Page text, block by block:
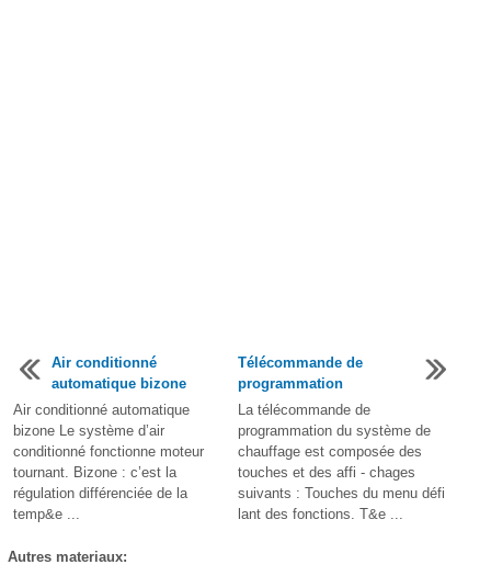
Air conditionné
automatique bizone
Air conditionné automatique
bizone Le système d’air
conditionné fonctionne moteur
tournant. Bizone : c’est la
régulation différenciée de la
temp&e ...
Télécommande de
programmation
La télécommande de
programmation du système de
chauffage est composée des
touches et des affi - chages
suivants : Touches du menu défi
lant des fonctions. T&e ...
Autres materiaux: